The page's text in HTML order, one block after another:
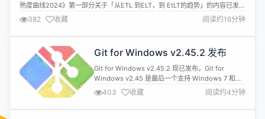
熟度曲线2024》第一部分关于「从ETL 到ELT，到 EtLT的趋势」的内容已发
布，本文为报告的第二篇，主要对数据集成成熟度模型进行解读，并讲解数据
集成的典型应用场景、核心能力等。 &gt; 报告的最后一篇系列文章将于近期发
布，敬请期待！ 数据生产 数据生产部分指的是...
382 收藏 阅读约16分钟
Git for Windows v2.45.2 发布
Git for Windows v2.45.2 现已发布，Git for
Windows v2.45 是最后一个支持 Windows 7 和
Windows 8 的版本。值得注意的是，Git for
Windows 的 32 位版本已被弃用；其最后一个正式
版本计划于 2025 年发布。 New Features 随附Git
403 收藏 阅读约4分钟